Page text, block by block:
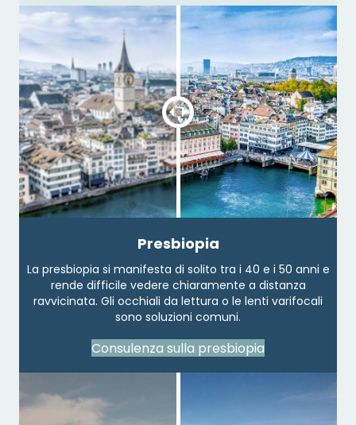
Presbiopia
La presbiopia si manifesta di solito tra i 40 e i 50 anni e
rende difficile vedere chiaramente a distanza
ravvicinata. Gli occhiali da lettura o le lenti varifocali
sono soluzioni comuni.
Consulenza sulla presbiopia